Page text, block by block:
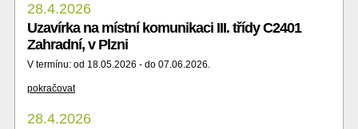
28.4.2026
Uzavírka na místní komunikaci III. třídy C2401
Zahradní, v Plzni
V termínu: od 18.05.2026 - do 07.06.2026.
pokračovat
28.4.2026